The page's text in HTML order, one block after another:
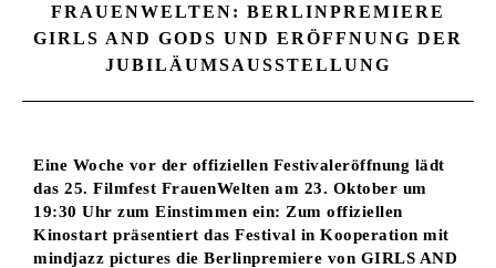
FRAUENWELTEN: BERLINPREMIERE
GIRLS AND GODS UND ERÖFFNUNG DER
JUBILÄUMSAUSSTELLUNG
Eine Woche vor der offiziellen Festivaleröffnung lädt
das 25. Filmfest FrauenWelten am 23. Oktober um
19:30 Uhr zum Einstimmen ein: Zum offiziellen
Kinostart präsentiert das Festival in Kooperation mit
mindjazz pictures die Berlinpremiere von GIRLS AND